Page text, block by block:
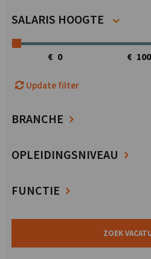
SALARIS HOOGTE
€ €
Update filter
BRANCHE
OPLEIDINGSNIVEAU
FUNCTIE